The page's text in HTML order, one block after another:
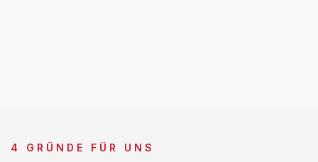
4 GRÜNDE FÜR UNS